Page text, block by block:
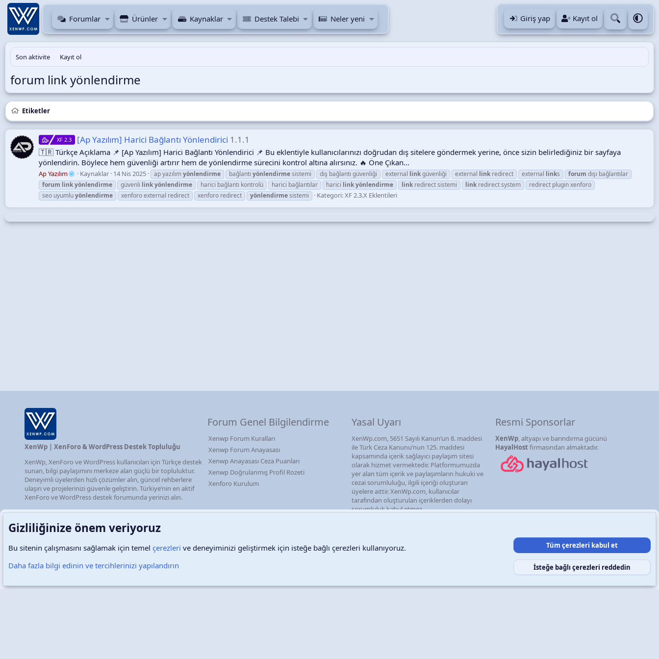
Forumlar Ürünler Kaynaklar Destek Talebi Neler yeni Giriş yap Kayıt ol
Son aktivite Kayıt ol
forum link yönlendirme
Etiketler
XF 2.3 [Ap Yazılım] Harici Bağlantı Yönlendirici 1.1.1
🇹🇷 Türkçe Açıklama 📌 [Ap Yazılım] Harici Bağlantı Yönlendirici 📌 Bu eklentiyle kullanıcılarınızı doğrudan dış sitelere göndermek yerine, önce sizin belirlediğiniz bir sayfaya
yönlendirin. Böylece hem güvenliği artırır hem de yönlendirme sürecini kontrol altına alırsınız. 🔥 Öne Çıkan...
Ap Yazılım Kaynaklar 14 Nis 2025 ap yazılımyönlendirme bağlantıyönlendirmesistemi dış bağlantı güvenliği external linkgüvenliği external link redirect external links forum dışı bağlantılar
forum linkyönlendirme güvenli linkyönlendirme harici bağlantı kontrolü harici bağlantılar harici linkyönlendirme link redirect sistemi link redirect system
redirect plugin xenforo
seo uyumluyönlendirme xenforo external redirect xenforo redirect yönlendirmesistemi Kategori:XF 2.3.X Eklentileri
XenWp | XenForo & WordPress Destek Topluluğu
XenWp, XenForo ve WordPress kullanıcıları için Türkçe destek
sunan, bilgi paylaşımını merkeze alan güçlü bir topluluktur.
Deneyimli üyelerden hızlı çözümler alın, güncel rehberlere
ulaşın ve projelerinizi güvenle geliştirin. Türkiye’nin en aktif
XenForo ve WordPress destek forumunda yerinizi alın.
Forum Genel Bilgilendirme
Xenwp Forum Kuralları
Xenwp Forum Anayasası
Xenwp Anayasası Ceza Puanları
Xenwp Doğrulanmış Profil Rozeti
Xenforo Kurulum
Yasal Uyarı
XenWp.com, 5651 Sayılı Kanun’un 8. maddesi
ile Türk Ceza Kanunu’nun 125. maddesi
kapsamında içerik sağlayıcı paylaşım sitesi
olarak hizmet vermektedir. Platformumuzda
yer alan tüm içerik ve paylaşımların hukuki ve
cezai sorumluluğu, ilgili içeriği oluşturan
üyelere aittir. XenWp.com, kullanıcılar
tarafından oluşturulan içeriklerden dolayı
sorumluluk kabul etmez.
Resmi Sponsorlar
XenWp, altyapı ve barındırma gücünü
HayalHost firmasından almaktadır.
Türkçe (TR) Çerezler Destek talepleri Gizlilik politikası Yardım Ana sayfa
Gizliliğinize önem veriyoruz
Bu sitenin çalışmasını sağlamak için temel çerezleri ve deneyiminizi geliştirmek için isteğe bağlı çerezleri kullanıyoruz.
Daha fazla bilgi edinin ve tercihlerinizi yapılandırın
Tüm çerezleri kabul et
İsteğe bağlı çerezleri reddedin